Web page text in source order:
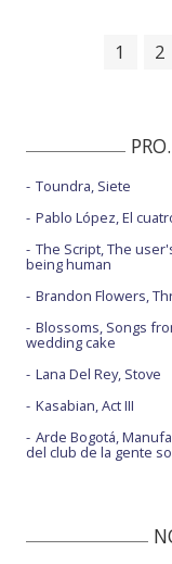
1 2
Toundra, Siete
Pablo López, El
The Script, The
being human
Brandon Flowers,
Blossoms, Songs
wedding cake
Lana Del Rey, Stove
Kasabian, Act III
Arde Bogotá,
del club de la gente